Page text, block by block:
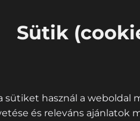
Sütik
sütiket használ a weboldal
és releváns ajánlatok